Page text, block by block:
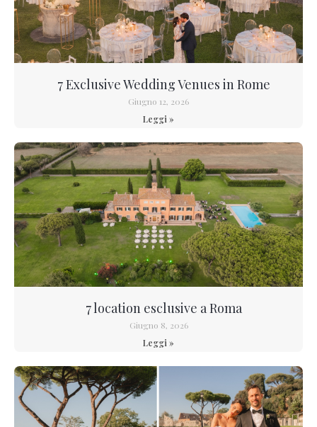
7 Exclusive Wedding Venues in Rome
Giugno 12, 2026
Leggi »
7 location esclusive a Roma
Giugno 8, 2026
Leggi »